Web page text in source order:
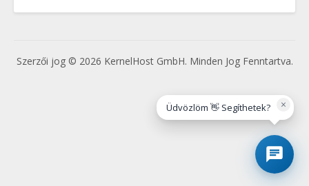
Szerzői jog © 2026 KernelHost GmbH. Minden Jog Fenntartva.
×
Üdvözlöm 👋 Segíthetek?